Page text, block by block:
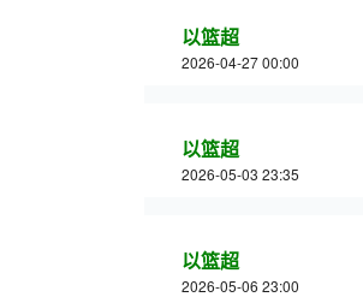
以篮超
2026-04-27 00:00
以篮超
2026-05-03 23:35
以篮超
2026-05-06 23:00